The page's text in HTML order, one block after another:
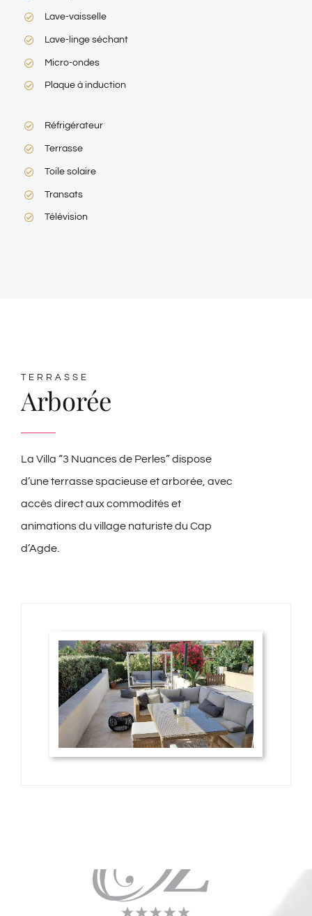
Lave-vaisselle
Lave-linge séchant
Micro-ondes
Plaque à induction
Réfrigérateur
Terrasse
Toile solaire
Transats
Télévision
TERRASSE
Arborée
La Villa “3 Nuances de Perles” dispose
d’une terrasse spacieuse et arborée, avec
accès direct aux commodités et
animations du village naturiste du Cap
d’Agde.